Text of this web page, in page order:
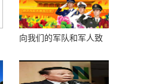
向我们的军队和军人致